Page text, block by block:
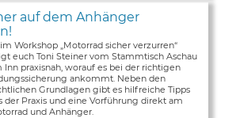
auf dem Anhänger
Workshop „Motorrad sicher verzurren“
euch Toni Steiner vom Stammtisch Aschau
Inn praxisnah, worauf es bei der richtigen
ankommt. Neben den
Grundlagen gibt es hilfreiche Tipps
der Praxis und eine Vorführung direkt am
und Anhänger.